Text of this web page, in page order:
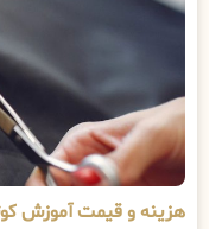
هزینه و قیمت آموزش